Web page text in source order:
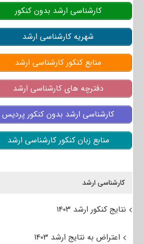
کارشناسی ارشد بدون کنکور
شهریه کارشناسی ارشد
منابع کنکور کارشناسی ارشد
دفترچه های کارشناسی ارشد
کارشناسی ارشد بدون کنکور پردیس
منابع زبان کنکور کارشناسی ارشد
کارشناسی ارشد
نتایج کنکور ارشد ۱۴۰۳
اعتراض به نتایج ارشد ۱۴۰۳